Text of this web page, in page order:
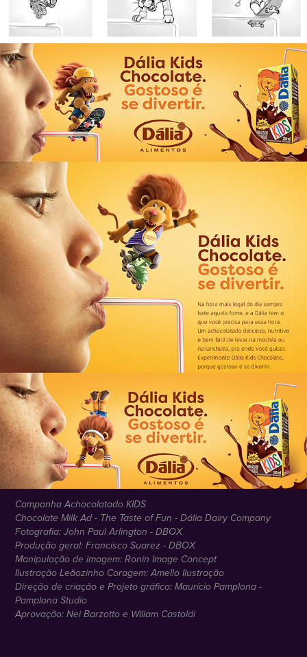
Campanha Achocolatado KIDS
Chocolate Milk Ad - The Taste of Fun - Dália Dairy Company
Fotografia: John Paul Arlington - DBOX
Produção geral: Francisco Suarez - DBOX
Manipulação de imagem: Ronin Image Concept
Ilustração Leãozinho Coragem: Amello Ilustração
Direção de criação e Projeto gráfico: Maurício Pamplona -
Pamplona Studio
Aprovação: Nei Barzotto e Wiliam Castoldi